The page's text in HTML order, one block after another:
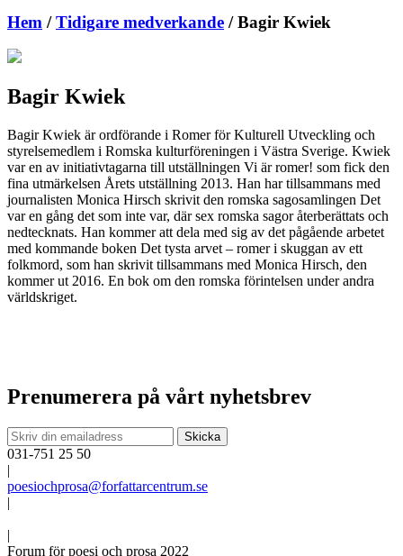
Hem /Tidigare medverkande /Bagir Kwiek
Bagir Kwiek
Bagir Kwiek är ordförande i Romer för Kulturell Utveckling och
styrelsemedlem i Romska kulturföreningen i Västra Sverige. Kwiek
var en av initiativtagarna till utställningen Vi är romer! som fick den
fina utmärkelsen Årets utställning 2013. Han har tillsammans med
journalisten Monica Hirsch skrivit den romska sagosamlingen Det
var en gång det som inte var, där sex romska sagor återberättats och
nedtecknats. Han kommer att dela med sig av det pågående arbetet
med kommande boken Det tysta arvet – romer i skuggan av ett
folkmord, som han skrivit tillsammans med Monica Hirsch, den
kommer ut 2016. En bok om den romska förintelsen under andra
världskriget.
Prenumerera på vårt nyhetsbrev
031-751 25 50
|
poesiochprosa@forfattarcentrum.se
|
|
Forum för poesi och prosa 2022